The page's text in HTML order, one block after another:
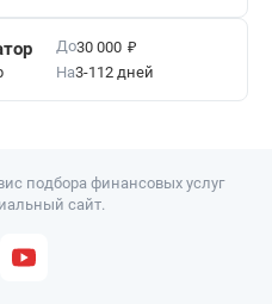
До30 000 ₽
На3-112 дней
подбора финансовых услуг
сайт.